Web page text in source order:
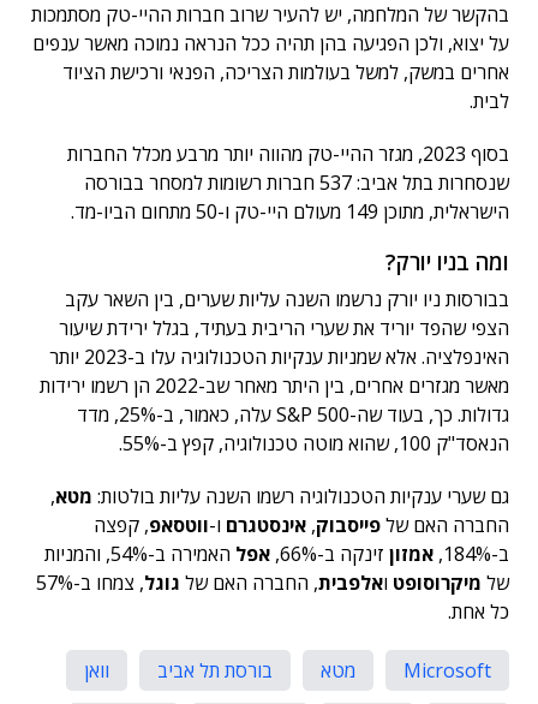
בהקשר של המלחמה, יש להעיר שרוב חברות ההיי-טק מסתמכות
על יצוא, ולכן הפגיעה בהן תהיה ככל הנראה נמוכה מאשר ענפים
אחרים במשק, למשל בעולמות הצריכה, הפנאי ורכישת הציוד
לבית.
בסוף 2023, מגזר ההיי-טק מהווה יותר מרבע מכלל החברות
שנסחרות בתל אביב: 537 חברות רשומות למסחר בבורסה
הישראלית, מתוכן 149 מעולם היי-טק ו-50 מתחום הביו-מד.
ומה בניו יורק?
בבורסות ניו יורק נרשמו השנה עליות שערים, בין השאר עקב
הצפי שהפד יוריד את שערי הריבית בעתיד, בגלל ירידת שיעור
האינפלציה. אלא שמניות ענקיות הטכנולוגיה עלו ב-2023 יותר
מאשר מגזרים אחרים, בין היתר מאחר שב-2022 הן רשמו ירידות
גדולות. כך, בעוד שה-S&P 500 עלה, כאמור, ב-25%, מדד
הנאסד"ק 100, שהוא מוטה טכנולוגיה, קפץ ב-55%.
גם שערי ענקיות הטכנולוגיה רשמו השנה עליות בולטות: מטא,
החברה האם שלפייסבוק, אינסטגרם ו-ווטסאפ, קפצה
ב-184%,
אמזון זינקה ב-66%, אפל
האמירה ב-54%, והמניות
של מיקרוסופט ואלפבית, החברה האם של גוגל
, צמחו ב-57%
כל אחת.
Microsoft מטא בורסת תל אביב
וואן